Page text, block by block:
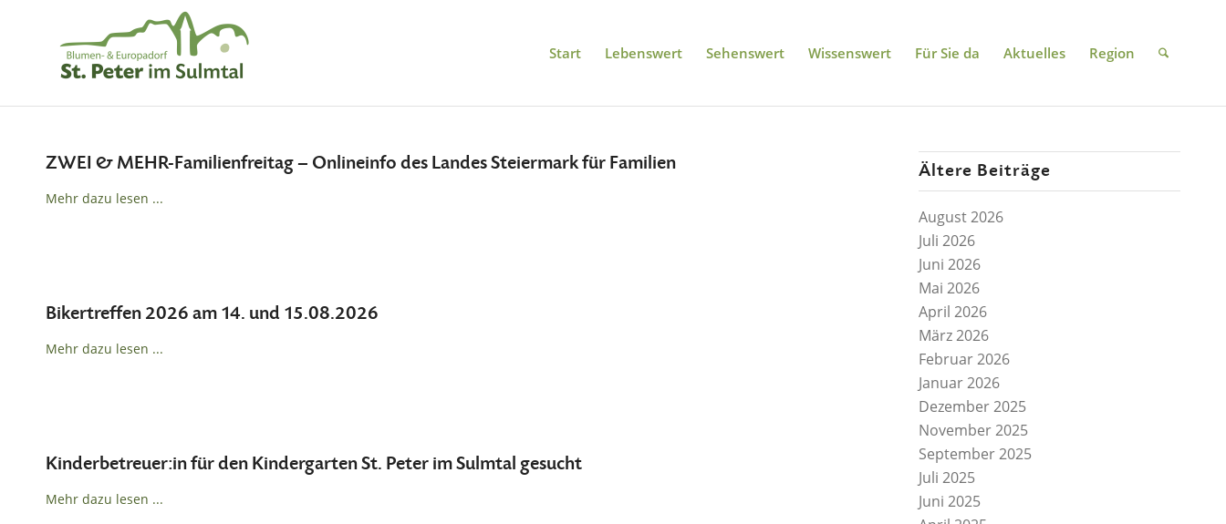
Start Lebenswert Sehenswert Wissenswert Für Sie da Aktuelles Region
ZWEI & MEHR-Familienfreitag – Onlineinfo des Landes Steiermark für Familien
Mehr dazu lesen ...
Bikertreffen 2026 am 14. und 15.08.2026
Mehr dazu lesen ...
Kinderbetreuer:in für den Kindergarten St. Peter im Sulmtal gesucht
Mehr dazu lesen ...
Ältere Beiträge
August 2026
Juli 2026
Juni 2026
Mai 2026
April 2026
März 2026
Februar 2026
Januar 2026
Dezember 2025
November 2025
September 2025
Juli 2025
Juni 2025